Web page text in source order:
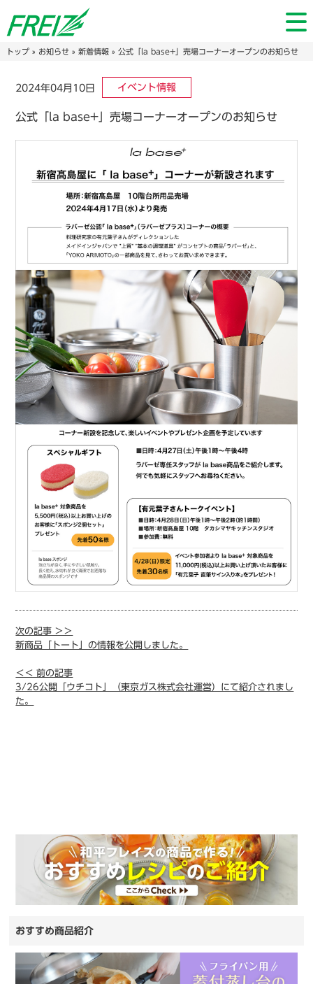
トップ» お知らせ» 新着情報» 公式「la base+」売場コーナーオープンのお知らせ
2024年04月10日 イベント情報
公式「la base+」売場コーナーオープンのお知らせ
次の記事 ＞＞
新商品「トート」の情報を公開しました。
＜＜ 前の記事
3/26公開「ウチコト」（東京ガス株式会社運営）にて紹介されまし
た。
おすすめ商品紹介